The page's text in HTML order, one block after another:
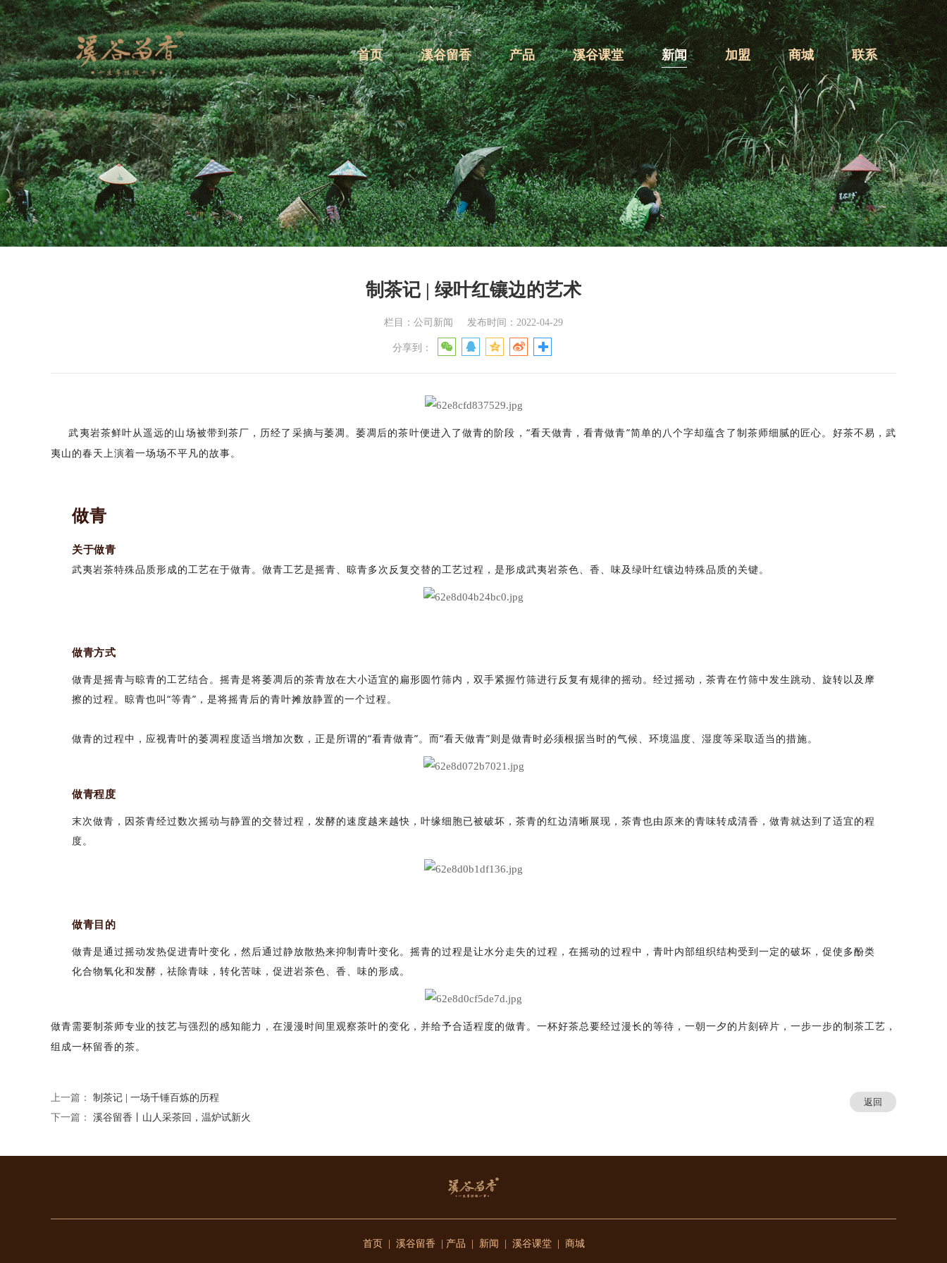
首页 溪谷留香 产品 溪谷课堂 新闻 加盟 商城 联系
制茶记 | 绿叶红镶边的艺术
栏目：公司新闻 发布时间：2022-04-29
分享到：
武夷岩茶鲜叶从遥远的山场被带到茶厂，历经了采摘与萎凋。萎凋后的茶叶便进入了做青的阶段，“看天做青，看青做青”简单的八个字却蕴含了制茶师细腻的匠心。好茶不易，武
夷山的春天上演着一场场不平凡的故事。
做青
关于做青
武夷岩茶特殊品质形成的工艺在于做青。做青工艺是摇青、晾青多次反复交替的工艺过程，是形成武夷岩茶色、香、味及绿叶红镶边特殊品质的关键。
做青方式
做青是摇青与晾青的工艺结合。摇青是将萎凋后的茶青放在大小适宜的扁形圆竹筛内，双手紧握竹筛进行反复有规律的摇动。经过摇动，茶青在竹筛中发生跳动、旋转以及摩
擦的过程。晾青也叫“等青”，是将摇青后的青叶摊放静置的一个过程。
做青的过程中，应视青叶的萎凋程度适当增加次数，正是所谓的“看青做青”。而“看天做青”则是做青时必须根据当时的气候、环境温度、湿度等采取适当的措施。
做青程度
末次做青，因茶青经过数次摇动与静置的交替过程，发酵的速度越来越快，叶缘细胞已被破坏，茶青的红边清晰展现，茶青也由原来的青味转成清香，做青就达到了适宜的程
度。
做青目的
做青是通过摇动发热促进青叶变化，然后通过静放散热来抑制青叶变化。摇青的过程是让水分走失的过程，在摇动的过程中，青叶内部组织结构受到一定的破坏，促使多酚类
化合物氧化和发酵，祛除青味，转化苦味，促进岩茶色、香、味的形成。
做青需要制茶师专业的技艺与强烈的感知能力，在漫漫时间里观察茶叶的变化，并给予合适程度的做青。一杯好茶总要经过漫长的等待，一朝一夕的片刻碎片，一步一步的制茶工艺，
组成一杯留香的茶。
上一篇： 制茶记 | 一场千锤百炼的历程
下一篇： 溪谷留香丨山人采茶回，温炉试新火
返回
首页| 溪谷留香 | 产品 | 新闻 | 溪谷课堂| 商城